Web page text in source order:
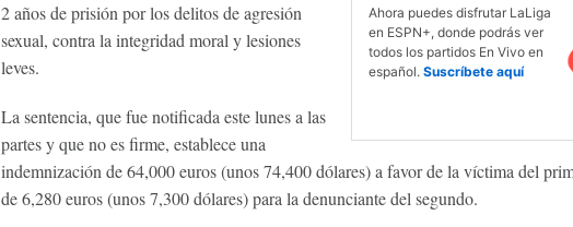
Ahora puedes disfrutar LaLiga
en ESPN+, donde podrás ver
todos los partidos En Vivo en
español. Suscríbete aquí
2 años de prisión por los delitos de agresión
sexual, contra la integridad moral y lesiones
leves.
La sentencia, que fue notificada este lunes a las
partes y que no es firme, establece una
indemnización de 64,000 euros (unos 74,400 dólares) a favor de la víctima del
de 6,280 euros (unos 7,300 dólares) para la denunciante del segundo.